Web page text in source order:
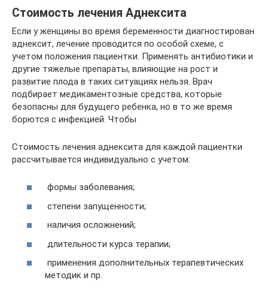
Стоимость лечения Аднексита
Если у женщины во время беременности диагностирован
аднексит, лечение проводится по особой схеме, с
учетом положения пациентки. Применять антибиотики и
другие тяжелые препараты, влияющие на рост и
развитие плода в таких ситуациях нельзя. Врач
подбирает медикаментозные средства, которые
безопасны для будущего ребенка, но в то же время
борются с инфекцией. Чтобы
Стоимость лечения аднексита для каждой пациентки
рассчитывается индивидуально с учетом:
формы заболевания;
степени запущенности;
наличия осложнений;
длительности курса терапии;
применения дополнительных терапевтических
методик и пр.